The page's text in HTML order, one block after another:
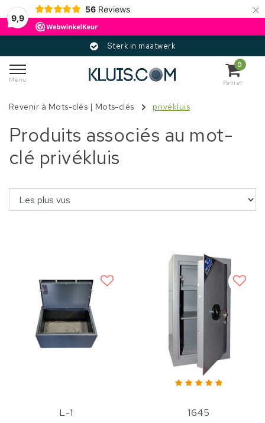
9,9
56 Reviews ×
Sterk in maatwerk
Menu
0
Panier
Revenir à Mots-clés | Mots-clés privékluis
Produits associés au mot-
clé privékluis
L-1 1645